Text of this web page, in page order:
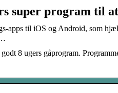
super program til
apps til iOS og Android, som
8 ugers gåprogram.